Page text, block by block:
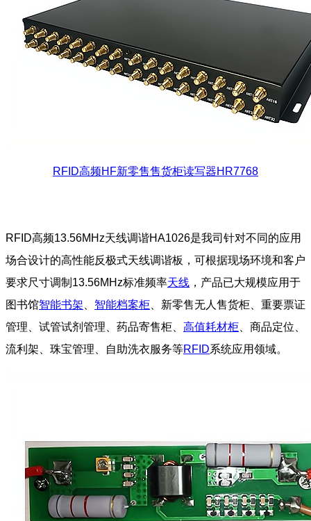
RFID高频HF新零售售货柜读写器HR7768
RFID高频13.56MHz天线调谐HA1026是我司针对不同的应用
场合设计的高性能反极式天线调谐板，可根据现场环境和客户
要求尺寸调制13.56MHz标准频率天线 ，产品已大规模应用于
图书馆智能书架 智能档案柜 、新零售无人售货柜、重要票证
管理、试管试剂管理、药品寄售柜、 高值耗材柜 、商品定位、
流利架、珠宝管理、自助洗衣服务等RFID系统应用领域。